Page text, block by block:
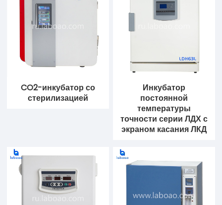
CO2-инкубатор со
стерилизацией
Инкубатор
постоянной
температуры
точности серии ЛДХ с
экраном касания ЛКД